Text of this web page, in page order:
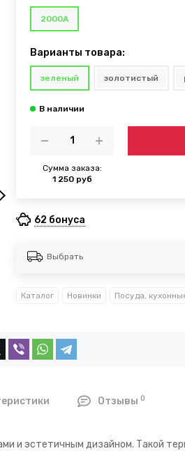
2000A
Варианты товара:
зеленый золотистый
Сумма заказа:
1 250 руб
62 бонуса
Выбрать
Каталог Новинки
Отзывы 0
и эстетичным дизайном. Такой